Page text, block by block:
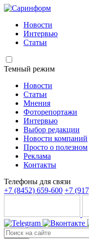
Новости
Интервью
Статьи
Темный режим
Новости
Статьи
Мнения
Фоторепортажи
Интервью
Выбор редакции
Новости компаний
Просто о полезном
Реклама
Контакты
Телефоны для связи
+7 (8452) 659-600 +7